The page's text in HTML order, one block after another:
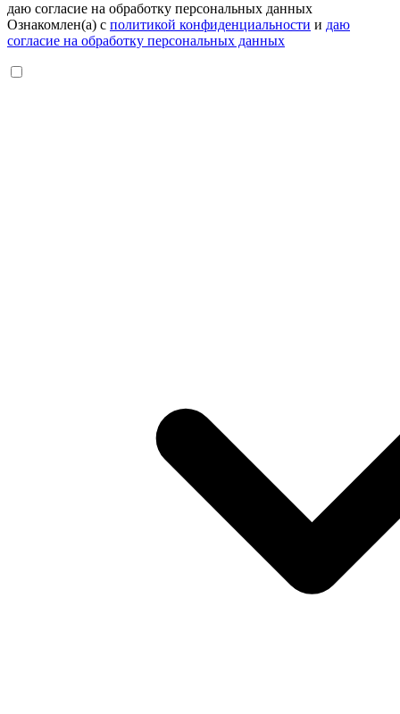
даю согласие на обработку персональных данных
Ознакомлен(а) с политикой конфиденциальности и даю
согласие на обработку персональных данных